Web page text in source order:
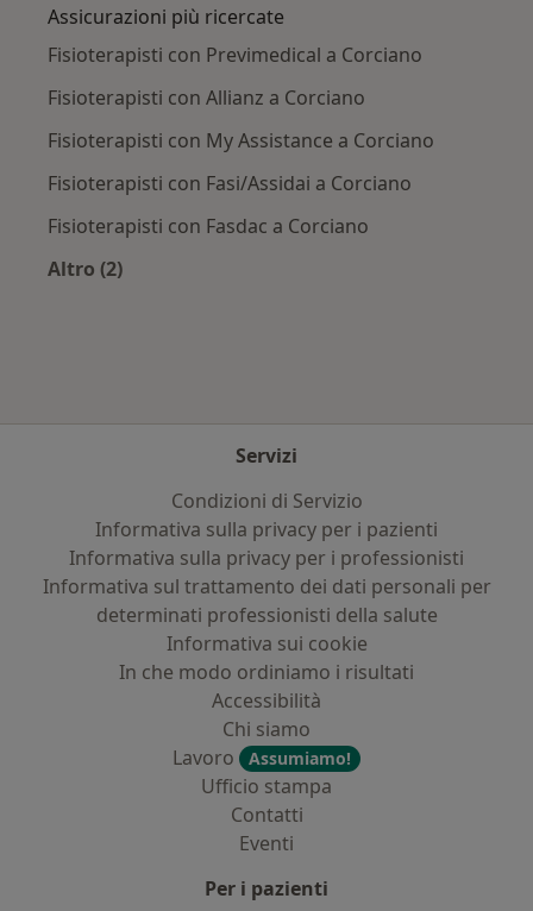
Assicurazioni più ricercate
Fisioterapisti con Previmedical a Corciano
Fisioterapisti con Allianz a Corciano
Fisioterapisti con My Assistance a Corciano
Fisioterapisti con Fasi/Assidai a Corciano
Fisioterapisti con Fasdac a Corciano
Altro (2)
Servizi
Condizioni di Servizio
Informativa sulla privacy per i pazienti
Informativa sulla privacy per i professionisti
Informativa sul trattamento dei dati personali per
determinati professionisti della salute
Informativa sui cookie
In che modo ordiniamo i risultati
Accessibilità
Chi siamo
Lavoro
Assumiamo!
Ufficio stampa
Contatti
Eventi
Per i pazienti